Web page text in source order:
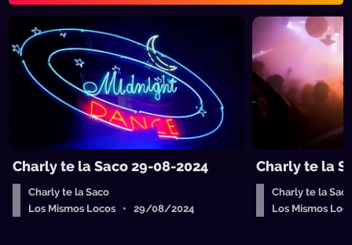
Charly te la Saco 29-08-2024
Charly te la Saco
Los Mismos Locos • 29/08/2024
Charly te la
Charly te la
Los Mismos